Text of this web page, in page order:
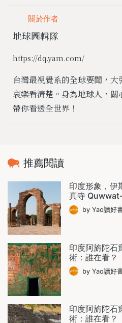
關於作者
地球圖輯隊
https://dq.yam.com/
台灣最視覺系的全球要聞，
哀樂看清楚。身為地球人，關
帶你看透全世界！
推薦閱讀
印度形象，伊
真寺
by Yao讀好
印度阿旃陀
術：誰在看？
by Yao讀好
印度阿旃陀
術：誰在看？